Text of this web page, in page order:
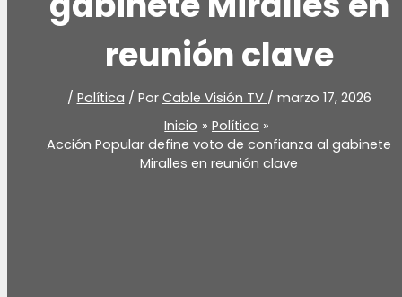
reunión clave
/ Política / Por Cable Visión TV / marzo 17, 2026
Inicio
Política
Acción Popular define voto de confianza al gabinete
Miralles en reunión clave